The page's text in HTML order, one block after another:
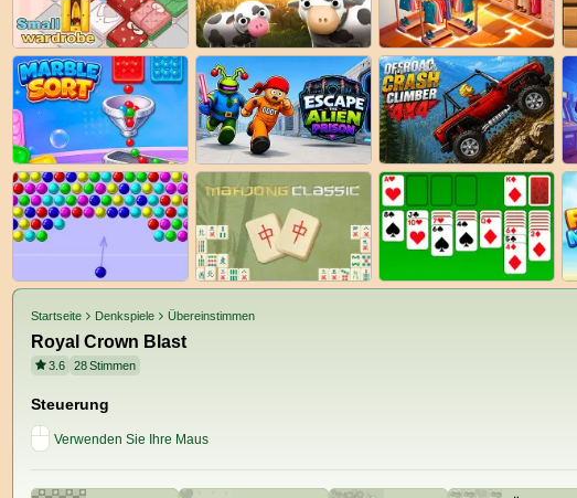
Startseite Denkspiele Übereinstimmen
Royal Crown Blast
3.6 28Stimmen
Steuerung
Verwenden Sie Ihre Maus